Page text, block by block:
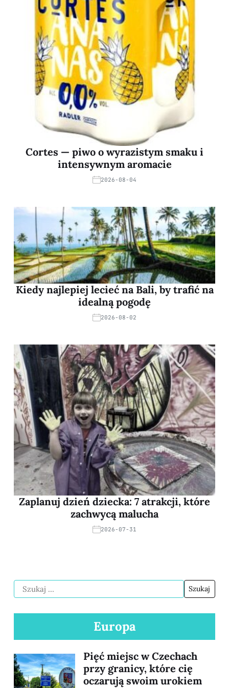
Cortes — piwo o wyrazistym smaku i
intensywnym aromacie
2026-08-04
Kiedy najlepiej lecieć na Bali, by trafić na
idealną pogodę
2026-08-02
Zaplanuj dzień dziecka: 7 atrakcji, które
zachwycą malucha
2026-07-31
Europa
Pięć miejsc w Czechach
przy granicy, które cię
oczarują swoim urokiem